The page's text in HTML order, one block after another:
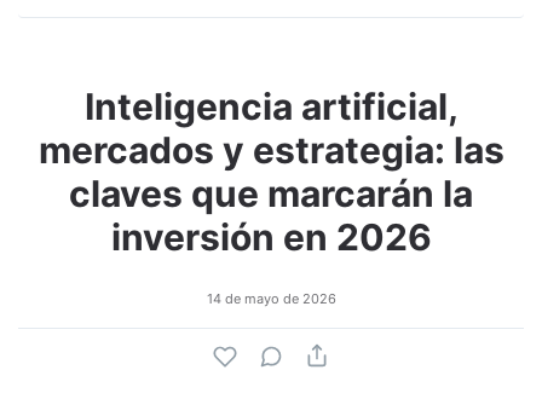
Inteligencia artificial,
mercados y estrategia: las
claves que marcarán la
inversión en 2026
14 de mayo de 2026